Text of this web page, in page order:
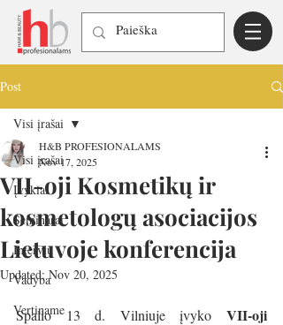
Post
Visi įrašai
Įvykiai
Seminarai
Interviu
Vadyba
Vertiname
Visi įrašai
VII-oji Kosmetikų ir
kosmetologų asociacijos
Lietuvoje konferencija
H&B PROFESIONALAMS
Nov 17, 2025
Updated:Nov 20, 2025
Spalio 13 d. Vilniuje įvyko